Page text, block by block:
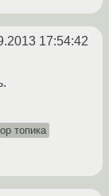
17:54:42
топика